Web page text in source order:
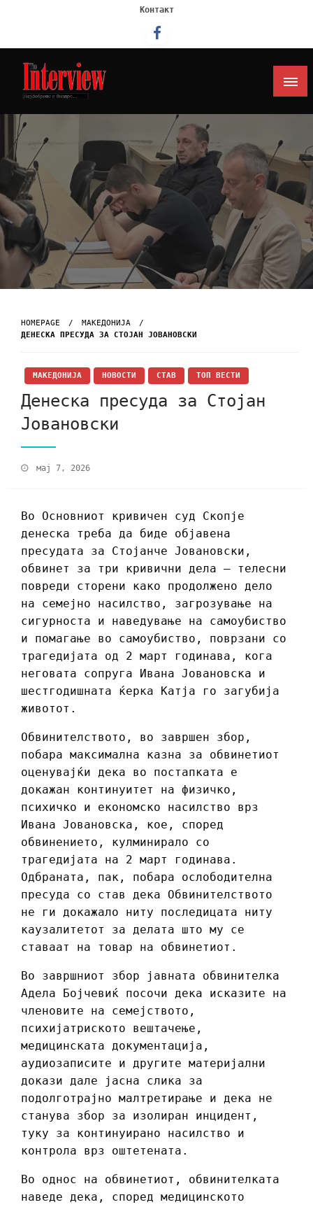
Контакт
Интервју
HOMEPAGE
МАКЕДОНИЈА
ДЕНЕСКА ПРЕСУДА ЗА СТОЈАН ЈОВАНОВСКИ
МАКЕДОНИЈА НОВОСТИ СТАВ ТОП ВЕСТИ
Денеска пресуда за Стојан
Јовановски
мај 7, 2026
Во Основниот кривичен суд Скопје
денеска треба да биде објавена
пресудата за Стојанче Јовановски,
обвинет за три кривични дела – телесни
повреди сторени како продолжено дело
на семејно насилство, загрозување на
сигурноста и наведување на самоубиство
и помагање во самоубиство, поврзани со
трагедијата од 2 март годинава, кога
неговата сопруга Ивана Јовановска и
шестгодишната ќерка Катја го загубија
животот.
Обвинителството, во завршен збор,
побара максимална казна за обвинетиот
оценувајќи дека во постапката е
докажан континуитет на физичко,
психичко и економско насилство врз
Ивана Јовановска, кое, според
обвинението, кулминирало со
трагедијата на 2 март годинава.
Одбраната, пак, побара ослободителна
пресуда со став дека Обвинителството
не ги докажало ниту последицата ниту
каузалитетот за делата што му се
ставаат на товар на обвинетиот.
Во завршниот збор јавната обвинителка
Адела Бојчевиќ посочи дека исказите на
членовите на семејството,
психијатриското вештачење,
медицинската документација,
аудиозаписите и другите материјални
докази дале јасна слика за
подолготрајно малтретирање и дека не
станува збор за изолиран инцидент,
туку за континуирано насилство и
контрола врз оштетената.
Во однос на обвинетиот, обвинителката
наведе дека, според медицинското